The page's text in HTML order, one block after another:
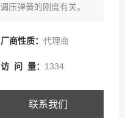
压弹簧的刚度有关。
厂商性质： 代理商
访 问 量： 1334
联系我们